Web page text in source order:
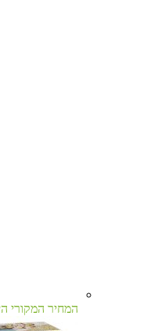
המחיר המקורי היה: